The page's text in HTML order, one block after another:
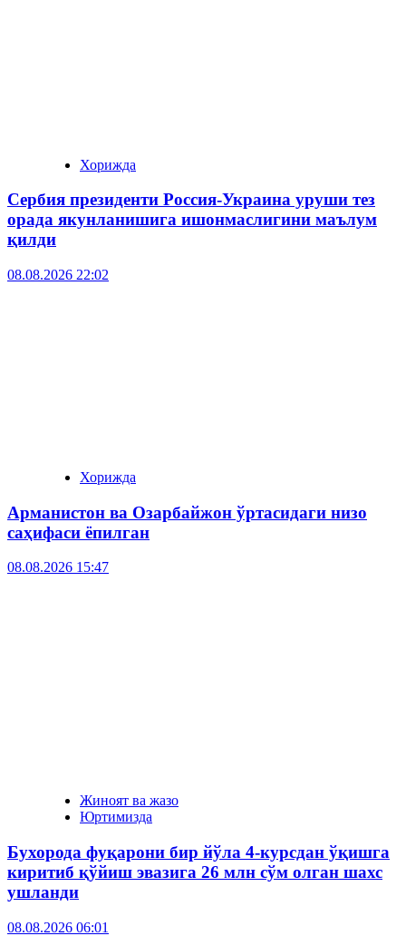
Хорижда
Сербия президенти Россия-Украина уруши тез
орада якунланишига ишонмаслигини маълум
қилди
08.08.2026 22:02
Хорижда
Арманистон ва Озарбайжон ўртасидаги низо
саҳифаси ёпилган
08.08.2026 15:47
Жиноят ва жазо
Юртимизда
Бухорода фуқарони бир йўла 4-курсдан ўқишга
киритиб қўйиш эвазига 26 млн сўм олган шахс
ушланди
08.08.2026 06:01